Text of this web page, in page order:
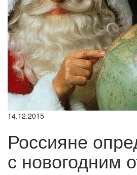
14.12.2015
Россияне
с новогодним